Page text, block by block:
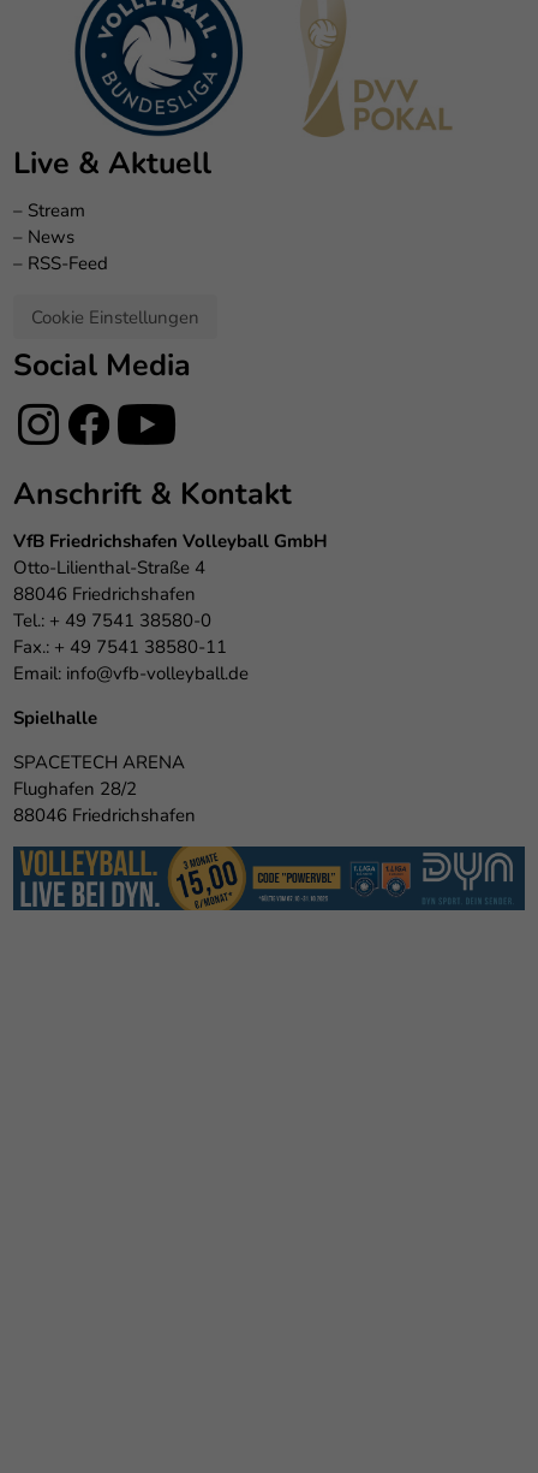
Live & Aktuell
– Stream
– News
– RSS-Feed
Cookie Einstellungen
Social Media
Anschrift & Kontakt
VfB Friedrichshafen Volleyball GmbH
Otto-Lilienthal-Straße 4
88046 Friedrichshafen
Tel.: + 49 7541 38580-0
Fax.: + 49 7541 38580-11
Email: info@vfb-volleyball.de
Spielhalle
SPACETECH ARENA
Flughafen 28/2
88046 Friedrichshafen